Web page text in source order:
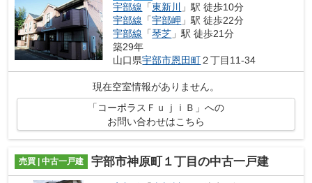
宇部線 「東新川
」駅 徒歩10分
宇部線 「宇部岬 」駅 徒歩22分
宇部線 「琴芝 」駅 徒歩21分
築29年
山口県宇部市恩田町２丁目11-34
現在空室情報がありません。
「コーポラスＦｕｊｉＢ」への
お問い合わせはこちら
売買 | 中古一戸建 宇部市神原町１丁目の中古一戸建